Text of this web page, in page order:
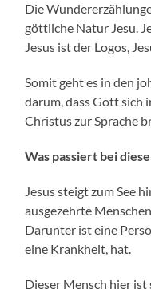
Die
göttliche Natur Jesu.
Jesus ist der Logos,
Somit geht es in den
darum, dass Gott sich
Christus zur Sprache
Was passiert bei
Jesus steigt zum See
ausgezehrte
Darunter ist eine
eine Krankheit, hat.
Dieser Mensch hier